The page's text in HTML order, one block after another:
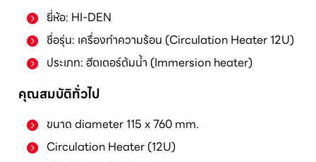
ยี่ห้อ: HI-DEN
ชื่อรุ่น: เครื่องทำความร้อน (Circulation Heater 12U)
ประเภท: ฮีตเตอร์ต้มน้ำ (Immersion heater)
คุณสมบัติทั่วไป
ขนาด diameter 115 x 760 mm.
Circulation Heater (12U)